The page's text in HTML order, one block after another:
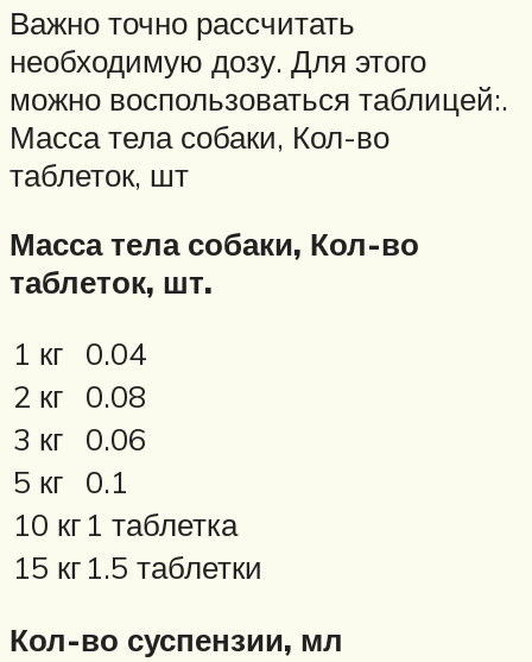
Важно точно рассчитать
необходимую дозу. Для этого
можно воспользоваться таблицей:.
Масса тела собаки, Кол-во
таблеток, шт
Масса тела собаки, Кол-во
таблеток, шт.
1 кг
0.04
2 кг
0.08
3 кг
0.06
5 кг
0.1
10 кг 1 таблетка
15 кг 1.5 таблетки
Кол-во суспензии, мл